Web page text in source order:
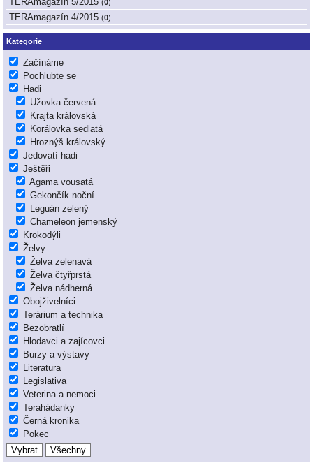
(0)
TERAmagazín 4/2015 (0)
Kategorie
Začínáme
Pochlubte se
Hadi
Užovka červená
Krajta královská
Korálovka sedlatá
Hroznýš královský
Jedovatí hadi
Ještěři
Agama vousatá
Gekončík noční
Leguán zelený
Chameleon jemenský
Krokodýli
Želvy
Želva zelenavá
Želva čtyřprstá
Želva nádherná
Obojživelníci
Terárium a technika
Bezobratlí
Hlodavci a zajícovci
Burzy a výstavy
Literatura
Legislativa
Veterina a nemoci
Terahádanky
Černá kronika
Pokec